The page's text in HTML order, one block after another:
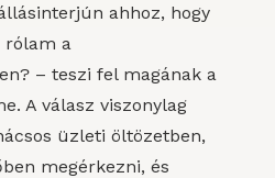
ahhoz, hogy
rólam a
– teszi fel magának a
A válasz viszonylag
üzleti öltözetben,
megérkezni, és